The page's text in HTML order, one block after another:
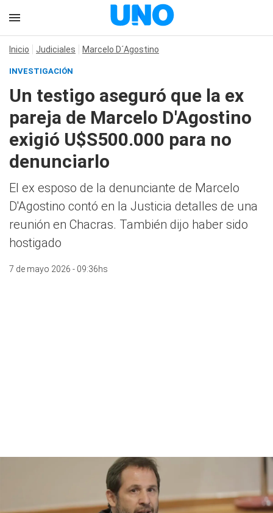
Inicio Judiciales Marcelo D´Agostino
INVESTIGACIÓN
Un testigo aseguró que la ex
pareja de Marcelo D'Agostino
exigió U$S500.000 para no
denunciarlo
El ex esposo de la denunciante de Marcelo
D'Agostino contó en la Justicia detalles de una
reunión en Chacras. También dijo haber sido
hostigado
7 de mayo 2026 - 09:36hs